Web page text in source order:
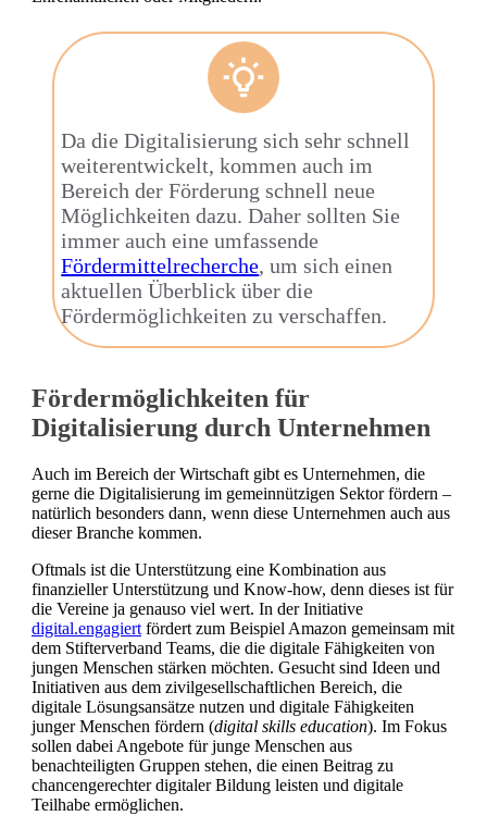
Da die Digitalisierung sich sehr schnell
weiterentwickelt, kommen auch im
Bereich der Förderung schnell neue
Möglichkeiten dazu. Daher sollten Sie
immer auch eine umfassende
Fördermittelrecherche, um sich einen
aktuellen Überblick über die
Fördermöglichkeiten zu verschaffen.
Fördermöglichkeiten für
Digitalisierung durch Unternehmen
Auch im Bereich der Wirtschaft gibt es Unternehmen, die
gerne die Digitalisierung im gemeinnützigen Sektor fördern –
natürlich besonders dann, wenn diese Unternehmen auch aus
dieser Branche kommen.
Oftmals ist die Unterstützung eine Kombination aus
finanzieller Unterstützung und Know-how, denn dieses ist für
die Vereine ja genauso viel wert. In der Initiative
digital.engagiert fördert zum Beispiel Amazon gemeinsam mit
dem Stifterverband Teams, die die digitale Fähigkeiten von
jungen Menschen stärken möchten. Gesucht sind Ideen und
Initiativen aus dem zivilgesellschaftlichen Bereich, die
digitale Lösungsansätze nutzen und digitale Fähigkeiten
junger Menschen fördern (digital skills education). Im Fokus
sollen dabei Angebote für junge Menschen aus
benachteiligten Gruppen stehen, die einen Beitrag zu
chancengerechter digitaler Bildung leisten und digitale
Teilhabe ermöglichen.